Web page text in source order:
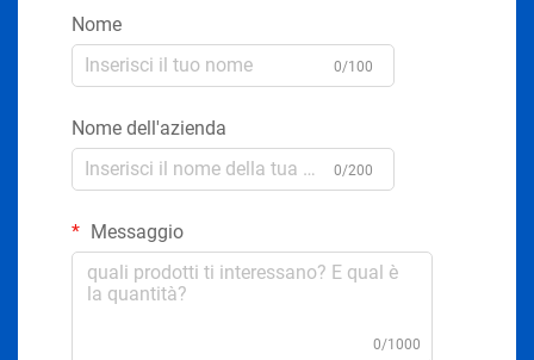
Nome
0/100
Nome dell'azienda
0/200
Messaggio
0/1000